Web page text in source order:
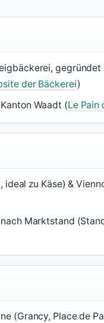
gegründet
der Bäckerei)
Waadt (Le Pain
zu Käse) &
Marktstand
(Grancy, Place de